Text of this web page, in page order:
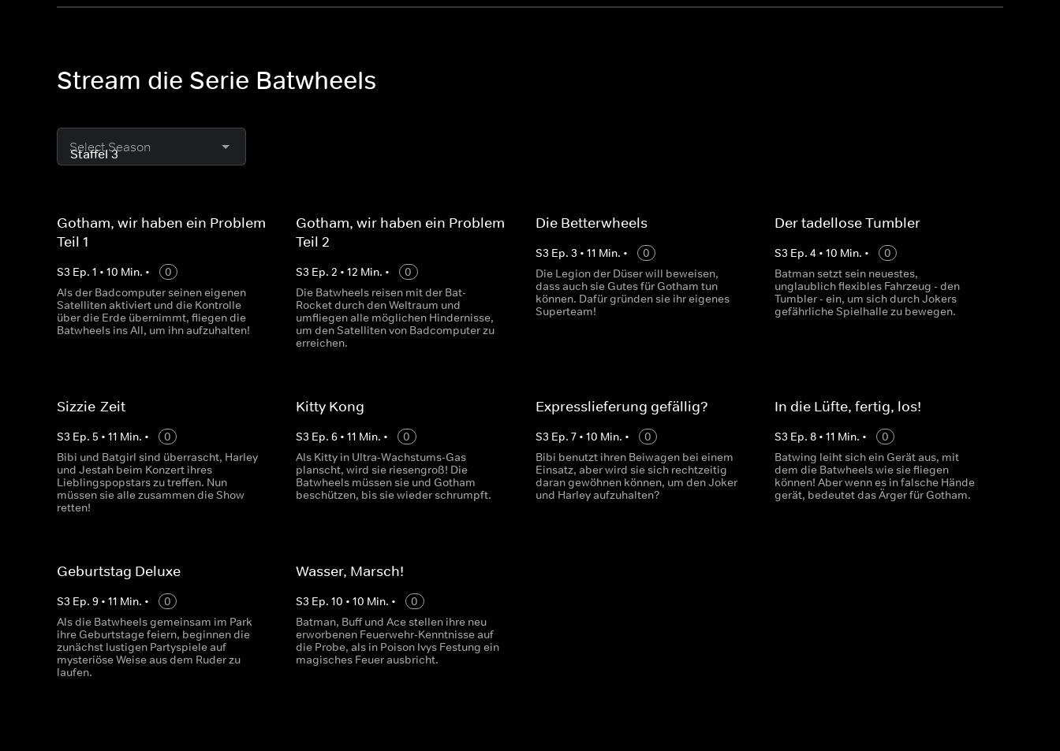
Stream die Serie Batwheels
Select Season
Gotham, wir haben ein Problem -
Teil 1
S3 Ep. 1 • 10 Min. •
0
Als der Badcomputer seinen eigenen
Satelliten aktiviert und die Kontrolle
über die Erde übernimmt, fliegen die
Batwheels ins All, um ihn aufzuhalten!
Gotham, wir haben ein Problem -
Teil 2
S3 Ep.2 •12 Min. •
0
Die Batwheels reisen mit der Bat-
Rocket durch den Weltraum und
umfliegen alle möglichen Hindernisse,
um den Satelliten von Badcomputer zu
erreichen.
Die Betterwheels
S3 Ep. 3 • 11 Min. •
0
Die Legion der Düser will beweisen,
dass auch sie Gutes für Gotham tun
können. Dafür gründen sie ihr eigenes
Superteam!
Der tadellose Tumbler
S3 Ep. 4 • 10 Min. •
0
Batman setzt sein neuestes,
unglaublich flexibles Fahrzeug - den
Tumbler - ein, um sich durch Jokers
gefährliche Spielhalle zu bewegen.
Sizzie-Zeit
S3 Ep. 5 • 11 Min. •
0
Bibi und Batgirl sind überrascht, Harley
und Jestah beim Konzert ihres
Lieblingspopstars zu treffen. Nun
müssen sie alle zusammen die Show
retten!
Kitty Kong
S3 Ep.6 •11 Min. •
0
Als Kitty in Ultra-Wachstums-Gas
planscht, wird sie riesengroß! Die
Batwheels müssen sie und Gotham
beschützen, bis sie wieder schrumpft.
Expresslieferung gefällig?
S3 Ep. 7• 10 Min. •
0
Bibi benutzt ihren Beiwagen bei einem
Einsatz, aber wird sie sich rechtzeitig
daran gewöhnen können, um den Joker
und Harley aufzuhalten?
In die Lüfte, fertig, los!
S3 Ep. 8• 11 Min. •
0
Batwing leiht sich ein Gerät aus, mit
dem die Batwheels wie sie fliegen
können! Aber wenn es in falsche Hände
gerät, bedeutet das Ärger für Gotham.
Geburtstag Deluxe
S3 Ep. 9 • 11 Min. •
0
Als die Batwheels gemeinsam im Park
ihre Geburtstage feiern, beginnen die
zunächst lustigen Partyspiele auf
mysteriöse Weise aus dem Ruder zu
laufen.
Wasser, Marsch!
S3 Ep.10 •10 Min. •
0
Batman, Buff und Ace stellen ihre neu
erworbenen Feuerwehr-Kenntnisse auf
die Probe, als in Poison Ivys Festung ein
magisches Feuer ausbricht.